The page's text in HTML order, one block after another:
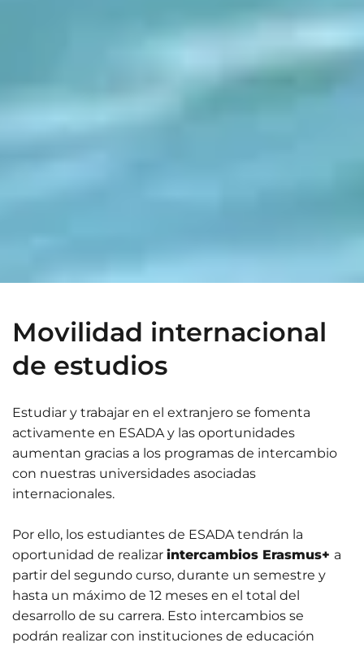
Movilidad internacional
de estudios
Estudiar y trabajar en el extranjero se fomenta
activamente en ESADA y las oportunidades
aumentan gracias a los programas de intercambio
con nuestras universidades asociadas
internacionales.
Por ello, los estudiantes de ESADA tendrán la
oportunidad de realizar intercambios Erasmus+ a
partir del segundo curso, durante un semestre y
hasta un máximo de 12 meses en el total del
desarrollo de su carrera. Esto intercambios se
podrán realizar con instituciones de educación